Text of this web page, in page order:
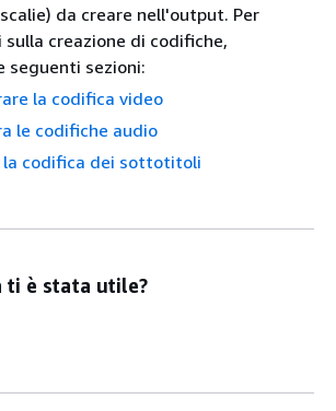
da creare nell'output. Per
creazione di codifiche,
seguenti sezioni:
la codifica video
le codifiche audio
la codifica dei sottotitoli
ti è stata utile?